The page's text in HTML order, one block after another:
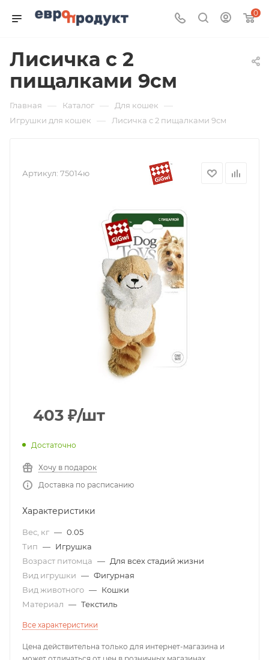
0
Лисичка с 2
пищалками 9см
Главная — Каталог — Для кошек —
Игрушки для кошек — Лисичка с 2 пищалками 9см
Артикул: 75014ю
403 ₽/шт
Достаточно
Хочу в подарок
Доставка по расписанию
Характеристики
Вес, кг — 0.05
Тип — Игрушка
Возраст питомца — Для всех стадий жизни
Вид игрушки — Фигурная
Вид животного — Кошки
Материал — Текстиль
Все характеристики
Цена действительна только для интернет-магазина и